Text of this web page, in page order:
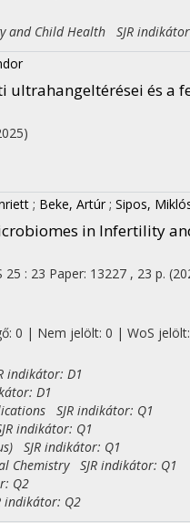
and Child Health SJR
és a
; Beke, Artúr ; Sipos,
in Infertility
25 : 23 Paper: 13227 , 23 p.
0 | Nem jelölt: 0 | WoS
indikátor: D1
D1
SJR indikátor: Q1
indikátor: Q1
SJR indikátor: Q1
Chemistry SJR indikátor: Q1
Q2
indikátor: Q2